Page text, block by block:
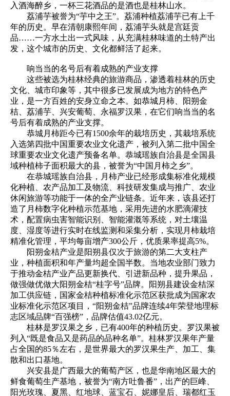
入酒海醉乡，一杯三花酒品的是酒也是桂林山水。
荔浦芋被誉为“芋中之王”。荔浦种植荔浦芋已有上千
年的历史。早在清朝康熙年间，荔浦芋头就是宫廷贡
品……一方水土出一式风味，从充满桂林味道的土特产出
发，这个城市的历史、文化都鲜活了起来。
响当当的名号后有着成熟的产业支撑
这些被选为桂林经典的旅游商品，渗透着桂林的历史
文化、城市印象等，其中很多已发展成为地方的特色产
业，是一方百姓的安身立命之本。如恭城月柿、阳朔金
桔、荔浦芋、兴安葡萄、永福罗汉果，在它们响当当的名
号后有着成熟的产业支撑。
恭城月柿距今已有1500余年的栽培历史，其栽培系统
入选第四批中国重要农业文化遗产，被列入第二批中国全
球重要农业文化遗产预备名单。恭城瑶族自治县是全国县
域种植柿子面积最大的县，被誉为“中国月柿之乡”。
在恭城瑶族自治县，月柿产业已经形成集标准化规模
化种植、农产品加工及物流、科技研发集成与推广、农业
休闲旅游等功能于一体的全产业链条。近年来，该县还打
造了月柿数字化种植示范基地，采用先进的水肥滴灌技
术，配置病虫害智能识别、智能灌溉等系统，对土壤温
度、湿度等进行实时在线监测和采集分析，实现月柿栽培
精准化管理，平均每亩增产300公斤，优质果率提高5%。
阳朔金桔产业是阳朔县仅次于旅游的第二大支柱产
业，种植面积和年产量均超全国半数。当地农业部门致力
于推动金桔产业产品更新换代、引进新品种，提升果品，
做强做优做大阳朔金桔“桂字号”品牌。阳朔县建设金桔深
加工供应链，国家金桔种植标准化示范区获批成为国家农
业标准化示范区项目，“阳朔金桔”品牌连续4年荣登地理标
志区域品牌“百强榜”，品牌估值43.02亿元。
桂林是罗汉果之乡，已有400年的种植历史。罗汉果被
列入“既是食品又是药品的品种名单”。桂林罗汉果年产量
占全国的85％左右，是世界最大的罗汉果生产、加工、集
散和出口基地。
兴安县是广西最大的葡萄产区，也是华南地区最大的
鲜食葡萄生产基地，被誉为“南方吐鲁番”，出产的巨峰、
阳光玫瑰、夏黑、红地球、蓝宝石、妮娜皇后、瑞都红玉